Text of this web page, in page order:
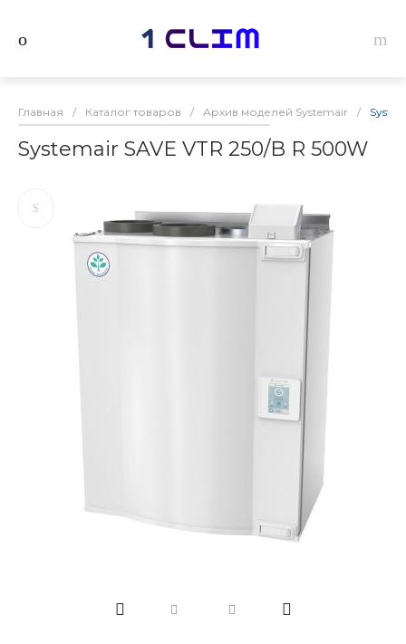
Главная / Каталог товаров / Архив моделей Systemair /
Systemair SAVE VTR 250/B R 500W